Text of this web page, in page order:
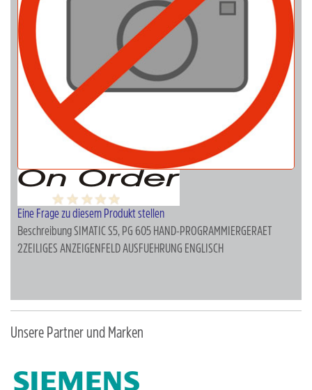
Eine Frage zu diesem Produkt stellen
BeschreibungSIMATIC S5, PG 605 HAND-PROGRAMMIERGERAET
2ZEILIGES ANZEIGENFELD AUSFUEHRUNG ENGLISCH
Unsere Partner und Marken